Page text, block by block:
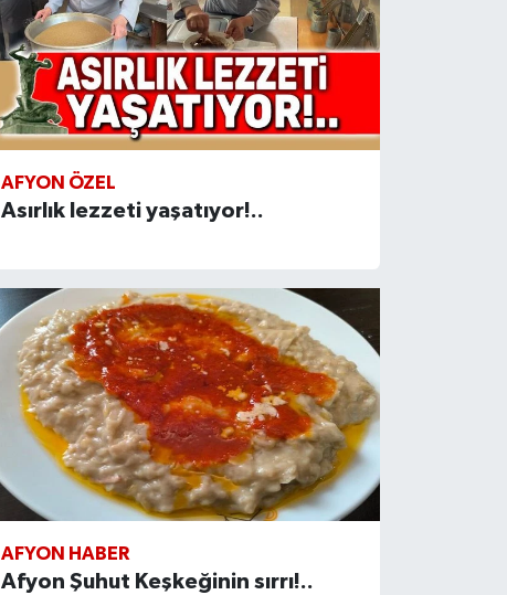
AFYON ÖZEL
Asırlık lezzeti yaşatıyor!..
AFYON HABER
Afyon Şuhut Keşkeğinin sırrı!..